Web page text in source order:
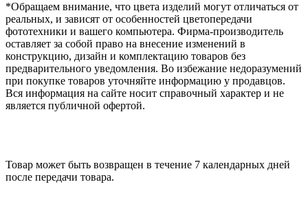
*Обращаем внимание, что цвета изделий могут отличаться от
реальных, и зависят от особенностей цветопередачи
фототехники и вашего компьютера. Фирма-производитель
оставляет за собой право на внесение изменений в
конструкцию, дизайн и комплектацию товаров без
предварительного уведомления. Во избежание недоразумений
при покупке товаров уточняйте информацию у продавцов.
Вся информация на сайте носит справочный характер и не
является публичной офертой.
Товар может быть возвращен в течение 7 календарных дней
после передачи товара.